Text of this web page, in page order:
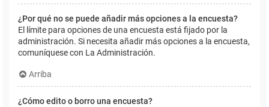
¿Por qué no se puede añadir más opciones a la encuesta?
El límite para opciones de una encuesta está fijado por la
administración. Si necesita añadir más opciones a la encuesta,
comuníquese con La Administración.
Arriba
¿Cómo edito o borro una encuesta?